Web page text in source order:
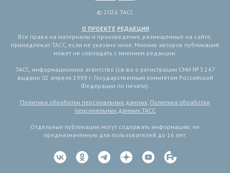
© 2026 ТАСС
О ПРОЕКТЕ РЕДАКЦИЯ
Все права на материалы и произведения, размещенные на сайте,
принадлежат ТАСС, если не указано иное. Мнение авторов публикаций
может не совпадать с мнением редакции.
ТАСС, информационное агентство (св-во о регистрации СМИ № 3 247
выдано 02 апреля 1999 г. Государственным комитетом Российской
Федерации по печати).
Политика обработки персональных данных, Политика обработки
персональных данных ТАСС
Отдельные публикации могут содержать информацию, не
предназначенную для пользователей до 16 лет.